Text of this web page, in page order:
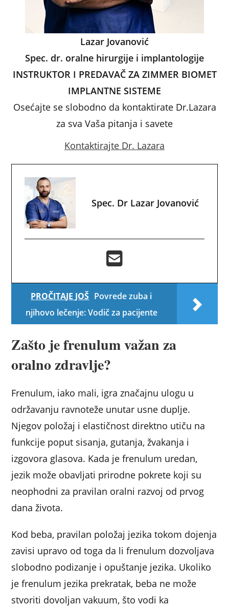
Lazar Jovanović
Spec. dr. oralne hirurgije i implantologije
INSTRUKTOR I PREDAVAČ ZA ZIMMER BIOMET
IMPLANTNE SISTEME
Osećajte se slobodno da kontaktirate Dr.Lazara
za sva Vaša pitanja i savete
Kontaktirajte Dr. Lazara
Spec. Dr Lazar Jovanović
PROČITAJE JOŠ Povrede zuba i
njihovo lečenje: Vodič za pacijente
Zašto je frenulum važan za
oralno zdravlje?
Frenulum, iako mali, igra značajnu ulogu u
održavanju ravnoteže unutar usne duplje.
Njegov položaj i elastičnost direktno utiču na
funkcije poput sisanja, gutanja, žvakanja i
izgovora glasova. Kada je frenulum uredan,
jezik može obavljati prirodne pokrete koji su
neophodni za pravilan oralni razvoj od prvog
dana života.
Kod beba, pravilan položaj jezika tokom dojenja
zavisi upravo od toga da li frenulum dozvoljava
slobodno podizanje i opuštanje jezika. Ukoliko
je frenulum jezika prekratak, beba ne može
stvoriti dovoljan vakuum, što vodi ka